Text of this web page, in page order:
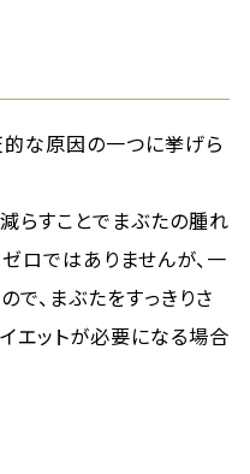
な原因の一つに挙げら
らすことでまぶたの腫れ
ロではありませんが、一
、まぶたをすっきりさ
エットが必要になる場合